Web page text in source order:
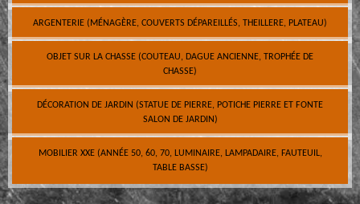
ARGENTERIE (MÉNAGÈRE, COUVERTS DÉPAREILLÉS, THEILLERE, PLATEAU)
OBJET SUR LA CHASSE (COUTEAU, DAGUE ANCIENNE, TROPHÉE DE
CHASSE)
DÉCORATION DE JARDIN (STATUE DE PIERRE, POTICHE PIERRE ET FONTE
SALON DE JARDIN)
MOBILIER XXE (ANNÉE 50, 60, 70, LUMINAIRE, LAMPADAIRE, FAUTEUIL,
TABLE BASSE)